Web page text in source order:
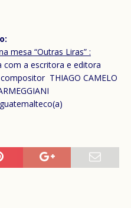
mesa “Outras Liras” :
com a escritora e editora
THIAGO CAMELO